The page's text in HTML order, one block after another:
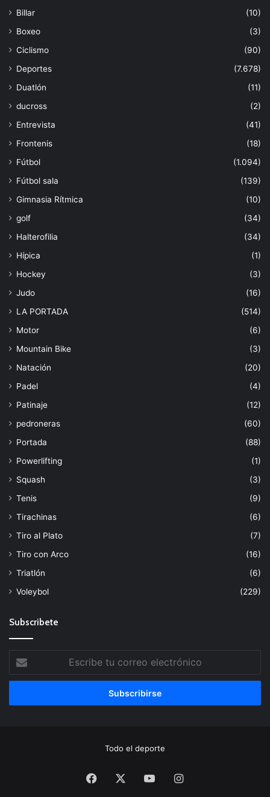
Billar
(10)
Boxeo
(3)
Ciclismo
(90)
Deportes
(7.678)
Duatlón
(11)
ducross
(2)
Entrevista
(41)
Frontenis
(18)
Fútbol
(1.094)
Fútbol sala
(139)
Gimnasia Rítmica
(10)
golf
(34)
Halterofilia
(34)
Hípica
(1)
Hockey
(3)
Judo
(16)
LA PORTADA
(514)
Motor
(6)
Mountain Bike
(3)
Natación
(20)
Padel
(4)
Patinaje
(12)
pedroneras
(60)
Portada
(88)
Powerlifting
(1)
Squash
(3)
Tenis
(9)
Tirachinas
(6)
Tiro al Plato
(7)
Tiro con Arco
(16)
Triatlón
(6)
Voleybol
(229)
Subscribete
Escribe
tu
correo
Todo el deporte
Facebook YouTubeInstagram